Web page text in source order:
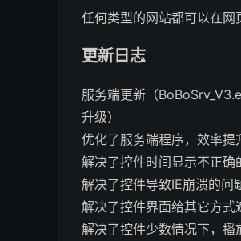
任何类型的网站都可以在网
更新日志
服务端更新（
升级）
优化了服务端程序，效率提
解决了控件时间显示不正确
解决了控件导致IE崩溃的问
解决了控件界面给其它方式
解决了控件少数情况下，